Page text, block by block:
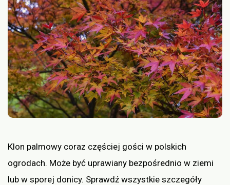
Klon palmowy coraz częściej gości w polskich
ogrodach. Może być uprawiany bezpośrednio w ziemi
lub w sporej donicy. Sprawdź wszystkie szczegóły